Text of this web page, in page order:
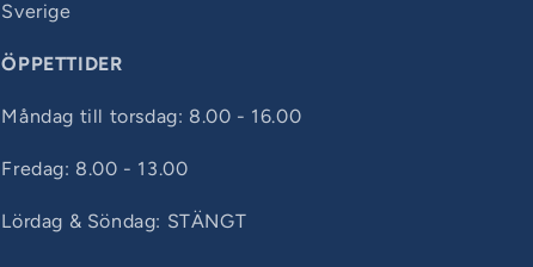
Sverige
ÖPPETTIDER
Måndag till torsdag: 8.00 - 16.00
Fredag: 8.00 - 13.00
Lördag & Söndag: STÄNGT